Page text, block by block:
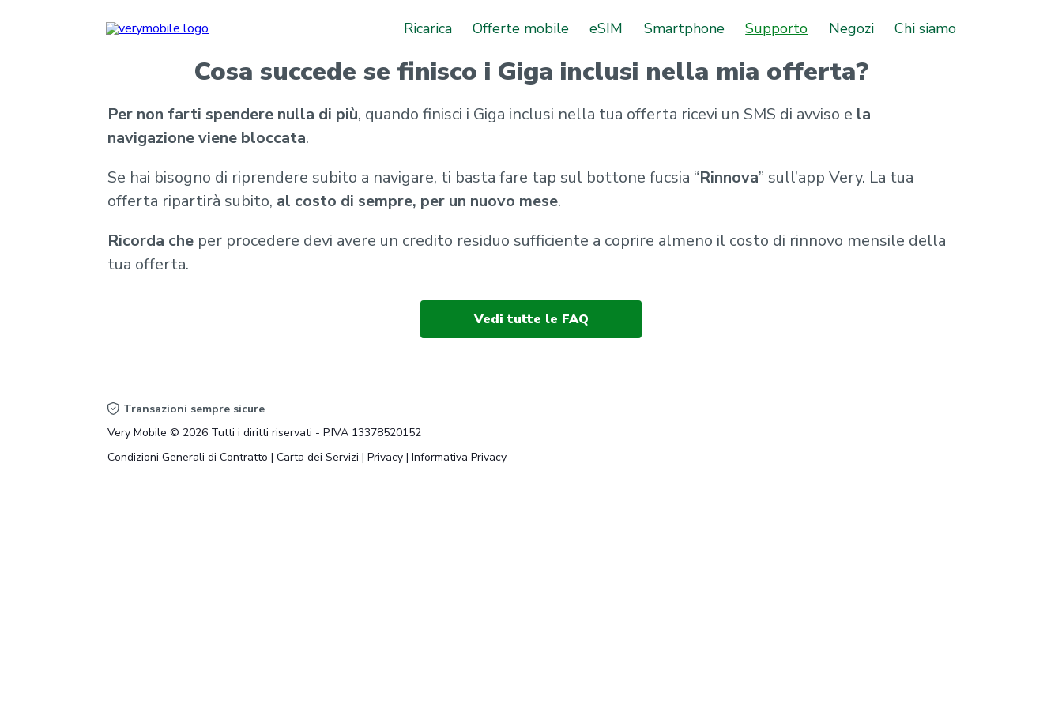
Ricarica Offerte mobile eSIM Smartphone Supporto Negozi Chi siamo
Cosa succede se finisco i Giga inclusi nella mia offerta?
Per non farti spendere nulla di più, quando finisci i Giga inclusi nella tua offerta ricevi un SMS di avviso e la
navigazione viene bloccata.
Se hai bisogno di riprendere subito a navigare, ti basta fare tap sul bottone fucsia “Rinnova” sull’app Very. La tua
offerta ripartirà subito, al costo di sempre, per un nuovo mese.
Ricorda che per procedere devi avere un credito residuo sufficiente a coprire almeno il costo di rinnovo mensile della
tua offerta.
Vedi tutte le FAQ
Transazioni sempre sicure
Very Mobile © 2026 Tutti i diritti riservati - P.IVA 13378520152
Condizioni Generali di Contratto | Carta dei Servizi | Privacy | Informativa Privacy